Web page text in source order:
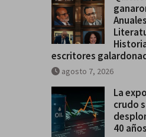
escritores
agosto 7, 2026
La
crudo
40 años